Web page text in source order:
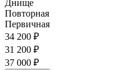
Днище
Повторная
Первичная
34 200 ₽
31 200 ₽
37 000 ₽